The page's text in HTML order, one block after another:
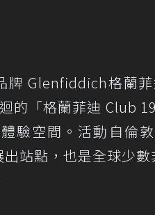
牌 Glenfiddich格蘭
的「格蘭菲迪 Club
驗空間。活動自倫
站點，也是全球少